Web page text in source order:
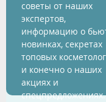
советы от наших
экспертов,
информацию о
новинках, секретах
топовых
и конечно о наших
акциях и
спецпредложениях.